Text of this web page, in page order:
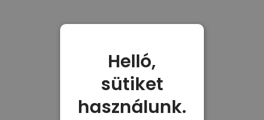
Helló,
sütiket
használunk.